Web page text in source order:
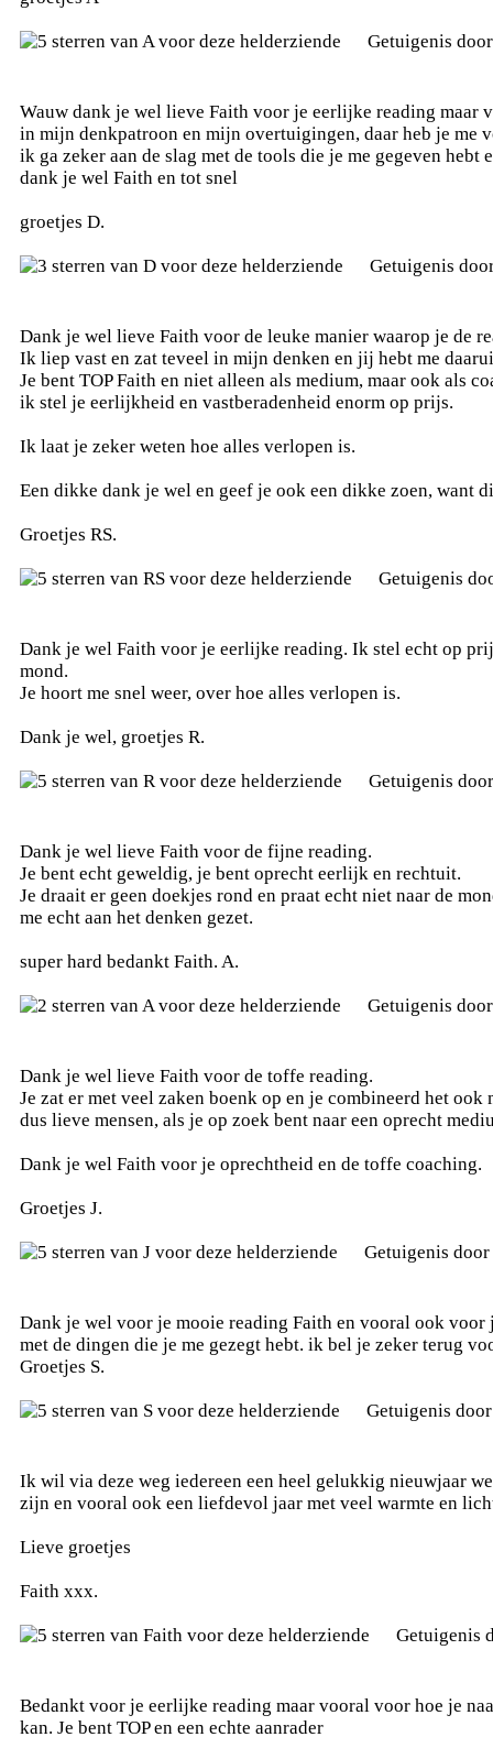
Getuigenis
Wauw dank je wel lieve Faith voor je eerlijke reading
in mijn denkpatroon en mijn overtuigingen, daar heb je me
ik ga zeker aan de slag met de tools die je me gegeven hebt
dank je wel Faith en tot snel
groetjes D.
Getuigenis
Dank je wel lieve Faith voor de leuke manier waarop je de
Ik liep vast en zat teveel in mijn denken en jij hebt me
Je bent TOP Faith en niet alleen als medium, maar ook als
ik stel je eerlijkheid en vastberadenheid enorm op prijs.
Ik laat je zeker weten hoe alles verlopen is.
Een dikke dank je wel en geef je ook een dikke zoen, want
Groetjes RS.
Getuigenis
Dank je wel Faith voor je eerlijke reading. Ik stel echt op
mond.
Je hoort me snel weer, over hoe alles verlopen is.
Dank je wel, groetjes R.
Getuigenis
Dank je wel lieve Faith voor de fijne reading.
Je bent echt geweldig, je bent oprecht eerlijk en rechtuit.
Je draait er geen doekjes rond en praat echt niet naar de
me echt aan het denken gezet.
super hard bedankt Faith. A.
Getuigenis
Dank je wel lieve Faith voor de toffe reading.
Je zat er met veel zaken boenk op en je combineerd het
dus lieve mensen, als je op zoek bent naar een oprecht
Dank je wel Faith voor je oprechtheid en de toffe coaching.
Groetjes J.
Getuigenis door
Dank je wel voor je mooie reading Faith en vooral ook voor
met de dingen die je me gezegt hebt. ik bel je zeker terug
Groetjes S.
Getuigenis
Ik wil via deze weg iedereen een heel gelukkig nieuwjaar
zijn en vooral ook een liefdevol jaar met veel warmte en
Lieve groetjes
Faith xxx.
Getuigenis
Bedankt voor je eerlijke reading maar vooral voor hoe je
kan. Je bent TOP en een echte aanrader